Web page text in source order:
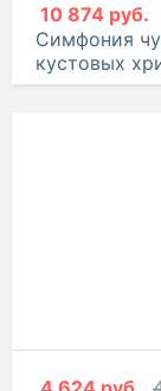
10 874 руб.
Симфония
кустовых